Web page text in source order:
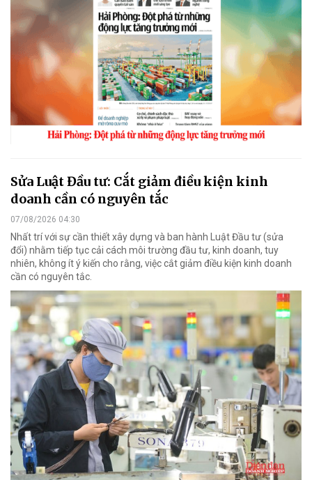
Sửa Luật Đầu tư: Cắt giảm điều kiện kinh
doanh cần có nguyên tắc
07/08/2026 04:30
Nhất trí với sự cần thiết xây dựng và ban hành Luật Đầu tư (sửa
đổi) nhằm tiếp tục cải cách môi trường đầu tư, kinh doanh, tuy
nhiên, không ít ý kiến cho rằng, việc cắt giảm điều kiện kinh doanh
cần có nguyên tắc.